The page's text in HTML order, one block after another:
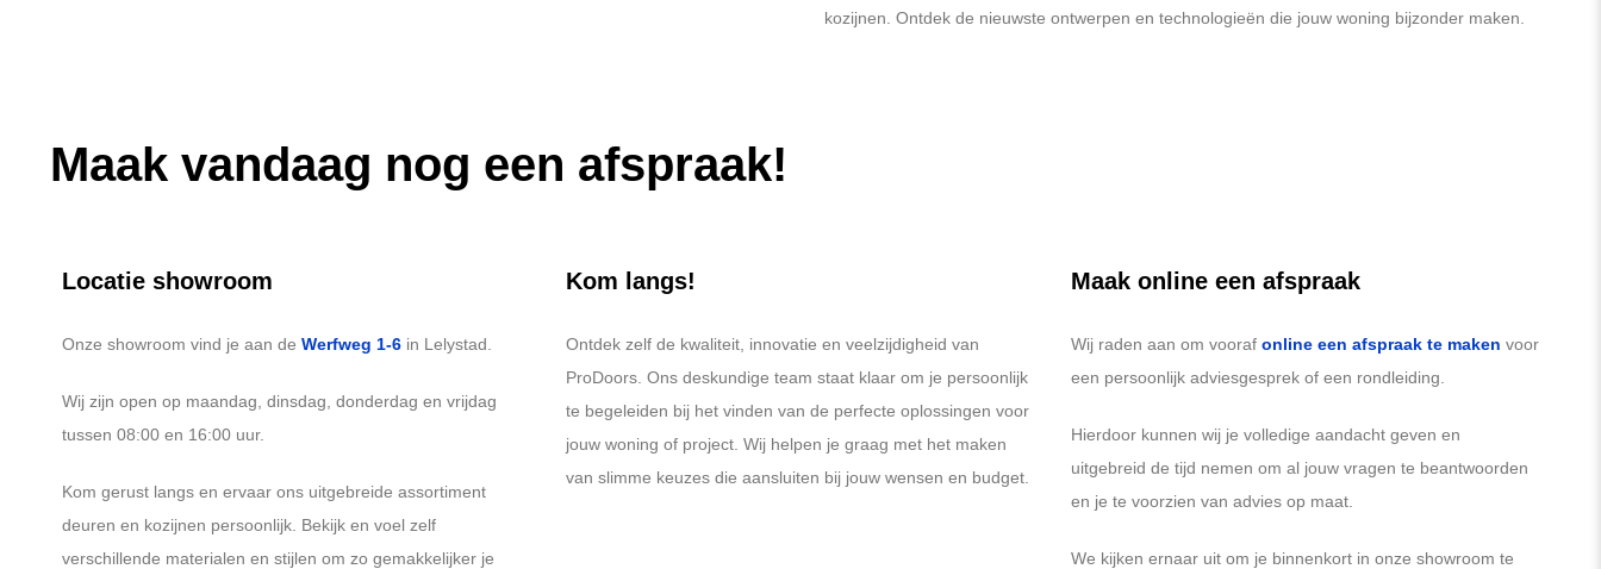
kozijnen. Ontdek de nieuwste ontwerpen en technologieën die jouw woning bijzonder maken.
Maak vandaag nog een afspraak!
Locatie showroom
Onze showroom vind je aan de Werfweg 1-6 in Lelystad.
Wij zijn open op maandag, dinsdag, donderdag en vrijdag
tussen 08:00 en 16:00 uur.
Kom gerust langs en ervaar ons uitgebreide assortiment
deuren en kozijnen persoonlijk. Bekijk en voel zelf
verschillende materialen en stijlen om zo gemakkelijker je
Kom langs!
Ontdek zelf de kwaliteit, innovatie en veelzijdigheid van
ProDoors. Ons deskundige team staat klaar om je persoonlijk
te begeleiden bij het vinden van de perfecte oplossingen voor
jouw woning of project. Wij helpen je graag met het maken
van slimme keuzes die aansluiten bij jouw wensen en budget.
Maak online een afspraak
Wij raden aan om vooraf online een afspraak te maken voor
een persoonlijk adviesgesprek of een rondleiding.
Hierdoor kunnen wij je volledige aandacht geven en
uitgebreid de tijd nemen om al jouw vragen te beantwoorden
en je te voorzien van advies op maat.
We kijken ernaar uit om je binnenkort in onze showroom te